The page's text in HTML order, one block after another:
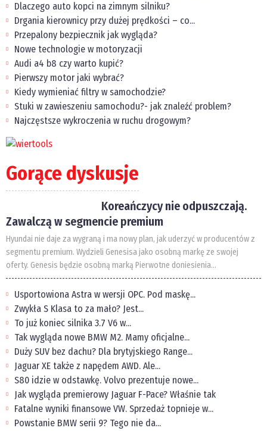
Dlaczego auto kopci na zimnym silniku?
Drgania kierownicy przy dużej prędkości – co...
Przepalony bezpiecznik jak wygląda?
Nowe technologie w motoryzacji
Audi a4 b8 czy warto kupić?
Pierwszy motor jaki wybrać?
Kiedy wymieniać filtry w samochodzie?
Stuki w zawieszeniu samochodu?- jak znaleźć problem?
Najczęstsze wykroczenia w ruchu drogowym?
Gorące dyskusje
Koreańczycy nie odpuszczają.
Zawalczą w segmencie premium
Hyundai nie daje za wygraną i ma nowy plan, jak uderzyć w producentów z
segmentu premium. Wydzieli Genesisa jako osobną markę ze swojej
oferty. Genesis będzie osobną marką Pierwotne doniesienia...
Usportowiona Astra w wersji OPC. Pod maskę...
Zwykła S Klasa to za mało? Jest...
To już koniec silnika 3.7 V6 w...
Tak wygląda nowe BMW M2. Mamy oficjalne...
Duży SUV bez dachu? Dla brytyjskiego Range...
Jaguar XE także z napędem AWD. Ale...
S80 idzie w odstawkę. Volvo prezentuje nowe...
Jak wygląda premierowy Jaguar F-Pace? Właśnie tak
Fatalne wyniki finansowe VW. Sprzedaż topnieje w...
Powstanie BMW serii 9? Tego nie da...